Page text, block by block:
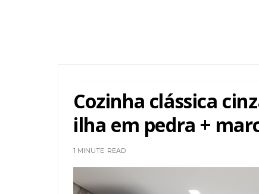
Cozinha clássica
ilha em pedra +
1 MINUTE READ